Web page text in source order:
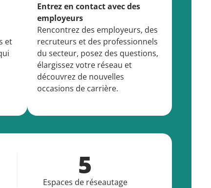
et
Entrez en contact avec des
employeurs
Rencontrez des employeurs, des
recruteurs et des professionnels
du secteur, posez des questions,
élargissez votre réseau et
découvrez de nouvelles
occasions de carrière.
5
Espaces de réseautage